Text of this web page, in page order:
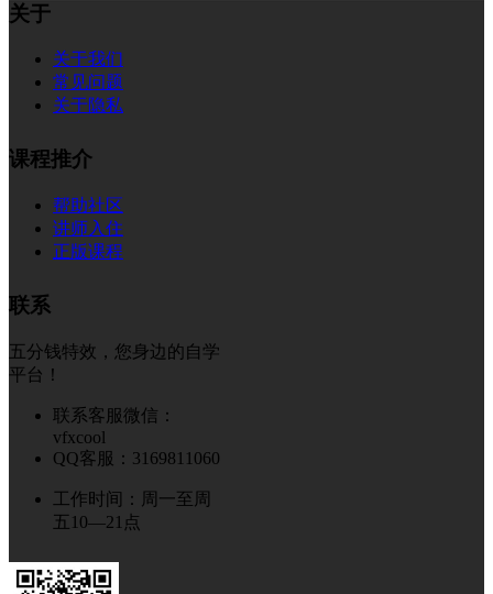
关于
关于我们
常见问题
关于隐私
课程推介
帮助社区
讲师入住
正版课程
联系
五分钱特效，您身边的自学
平台！
联系客服微信：
vfxcool
QQ客服：3169811060
工作时间：周一至周
五10—21点